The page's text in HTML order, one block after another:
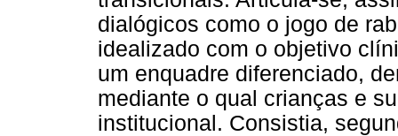
dialógicos como o jogo de
idealizado com o objetivo
um enquadre diferenciado,
mediante o qual crianças e
institucional. Consistia,